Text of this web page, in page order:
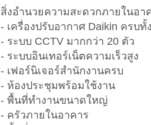
สิ่งอำนวยความสะดวกภายในอา
- เครื่องปรับอากาศ Daikin ครบทั้
- ระบบ CCTV มากกว่า 20 ตัว
- ระบบอินเทอร์เน็ตความเร็วสูง
- เฟอร์นิเจอร์สำนักงานครบ
- ห้องประชุมพร้อมใช้งาน
- พื้นที่ทำงานขนาดใหญ่
- ครัวภายในอาคาร